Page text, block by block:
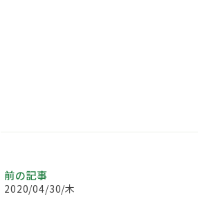
前の記事
2020/04/30/木